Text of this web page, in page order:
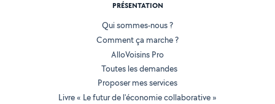
PRÉSENTATION
Qui sommes-nous ?
Comment ça marche ?
AlloVoisins Pro
Toutes les demandes
Proposer mes services
Livre « Le futur de l'économie collaborative »